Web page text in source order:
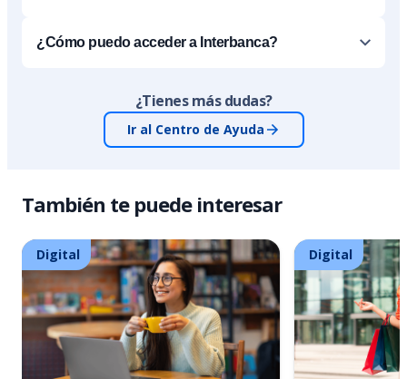
¿Cómo puedo acceder a Interbanca?
¿Tienes más dudas?
Ir al Centro de Ayuda
También te puede interesar
Digital Digital